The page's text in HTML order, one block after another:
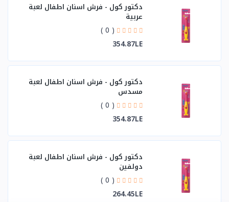
دكتور كول - فرش اسنان اطفال لعبة
عربية
( 0 )
354.87LE
دكتور كول - فرش اسنان اطفال لعبة
مسدس
( 0 )
354.87LE
دكتور كول - فرش اسنان اطفال لعبة
دولفين
( 0 )
264.45LE